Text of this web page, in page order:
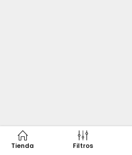
Tienda Filtros